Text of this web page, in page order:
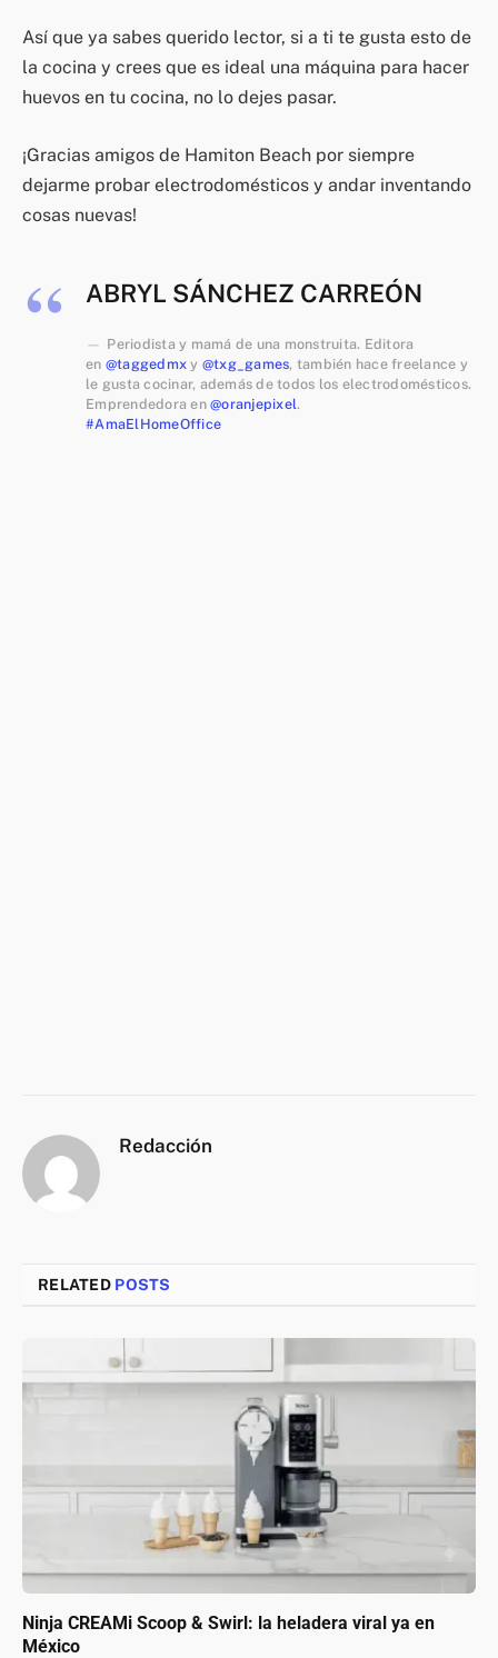
Así que ya sabes querido lector, si a ti te gusta esto de
la cocina y crees que es ideal una máquina para hacer
huevos en tu cocina, no lo dejes pasar.
¡Gracias amigos de Hamiton Beach por siempre
dejarme probar electrodomésticos y andar inventando
cosas nuevas!
ABRYL SÁNCHEZ CARREÓN
Periodista y mamá de una monstruita. Editora
en @taggedmx y @txg_games, también hace freelance y
le gusta cocinar, además de todos los electrodomésticos.
Emprendedora en@oranjepixel.
#AmaElHomeOffice
Redacción
RELATED POSTS
Ninja CREAMi Scoop & Swirl: la heladera viral ya en
México